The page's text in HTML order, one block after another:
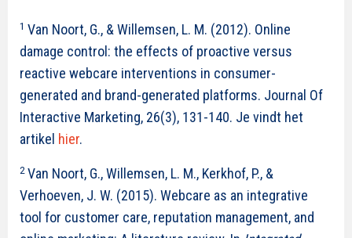
1 Van Noort, G., & Willemsen, L. M. (2012). Online
damage control: the effects of proactive versus
reactive webcare interventions in consumer-
generated and brand-generated platforms. Journal Of
Interactive Marketing, 26(3), 131-140. Je vindt het
artikel hier.
2 Van Noort, G., Willemsen, L. M., Kerkhof, P., &
Verhoeven, J. W. (2015). Webcare as an integrative
tool for customer care, reputation management, and